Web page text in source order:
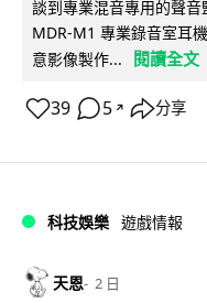
談到專業混音專用的聲
MDR-M1 專業錄音室耳
意影像製作...
閱讀全文
39 5 ↗ 分享
科技娛樂 遊戲情報
天恩 2 日